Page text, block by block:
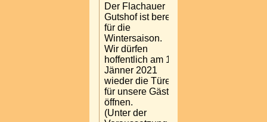
Der Flachauer
Gutshof ist bereit
für die
Wintersaison.
Wir dürfen
hoffentlich am 18.
Jänner 2021
wieder die Türen
für unsere Gäste
öffnen.
(Unter der